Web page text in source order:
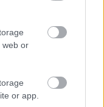
web or
or app.